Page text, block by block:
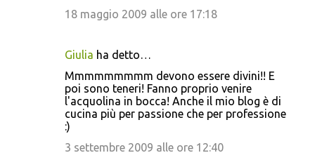
18 maggio 2009 alle ore 17:18
Giulia ha detto…
Mmmmmmmmm devono essere divini!! E
poi sono teneri! Fanno proprio venire
l'acquolina in bocca! Anche il mio blog è di
cucina più per passione che per professione
:)
3 settembre 2009 alle ore 12:40